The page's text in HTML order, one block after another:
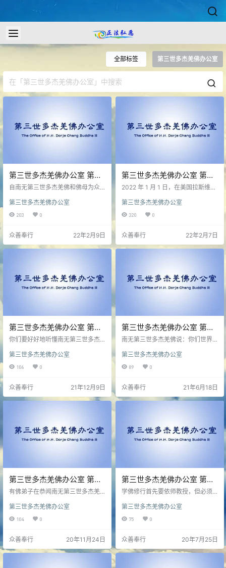
全部标签 第三世多杰羌佛办公室
第三世多杰羌佛办公室 第六
十三号公告（02/09/2022）
自南无第三世多杰羌佛和佛母为众
后，人天悲泣，全世界的佛弟子们
都在全身心地祈祷，祈求佛陀、佛
第三世多杰羌佛办公室
203 0
众善奉行 22年2月9日
第三世多杰羌佛办公室 第六
十二号公告（02/06/2022）
2022 年 1 月 1 日，在美国拉斯维加
为众生说法“贪能坏道”。佛陀说法之
后，佛母看到坛场里弟子们供上的
花、向日葵和莲花这四种为首…
第三世多杰羌佛办公室
320 0
众善奉行 22年2月7日
第三世多杰羌佛办公室 第六
十一号公告（12/08/2021）
你们要好好地听懂南无第三世多杰
行，从一点一滴的种因而得到结
果，我们不但要爱整个人类，也要
爱整个地球的众生，但愿大家都是
佛教徒首先要发的心和要做的事。
第三世多杰羌佛办公室
106 0
众善奉行 21年12月9日
第三世多杰羌佛办公室 第六
十号公告（06/17/2021）
南无第三世多杰羌佛说：你们世界
事，已带至了某些人误取方向，昨
日多人找我求灌王丞法。我早已多
次公开告知大家，第三世多杰羌佛
与大家一样的修行者…
第三世多杰羌佛办公室
89 0
众善奉行 21年6月18日
第三世多杰羌佛办公室 第五
十九号公告（11/23/2020）
有佛弟子在恭闻南无第三世多杰羌
“《藉心经说真谛》书裡面也有错字”
这句话，佛弟子错误理解成了《藉
心经说真谛》有错误，说连佛陀都
是罪过呵！
第三世多杰羌佛办公室
104 0
众善奉行 20年11月24日
第三世多杰羌佛办公室 第五
十八号公告（07/24/2020）
学佛修行首先要依师教授，但必须
根本，不合法者邪师苦果。佛陀的
法是应该由接受了传承的上师来传
授给下一代佛弟子，否则佛法就失
法！！！而不是人！！！
第三世多杰羌佛办公室
75 0
众善奉行 20年7月25日